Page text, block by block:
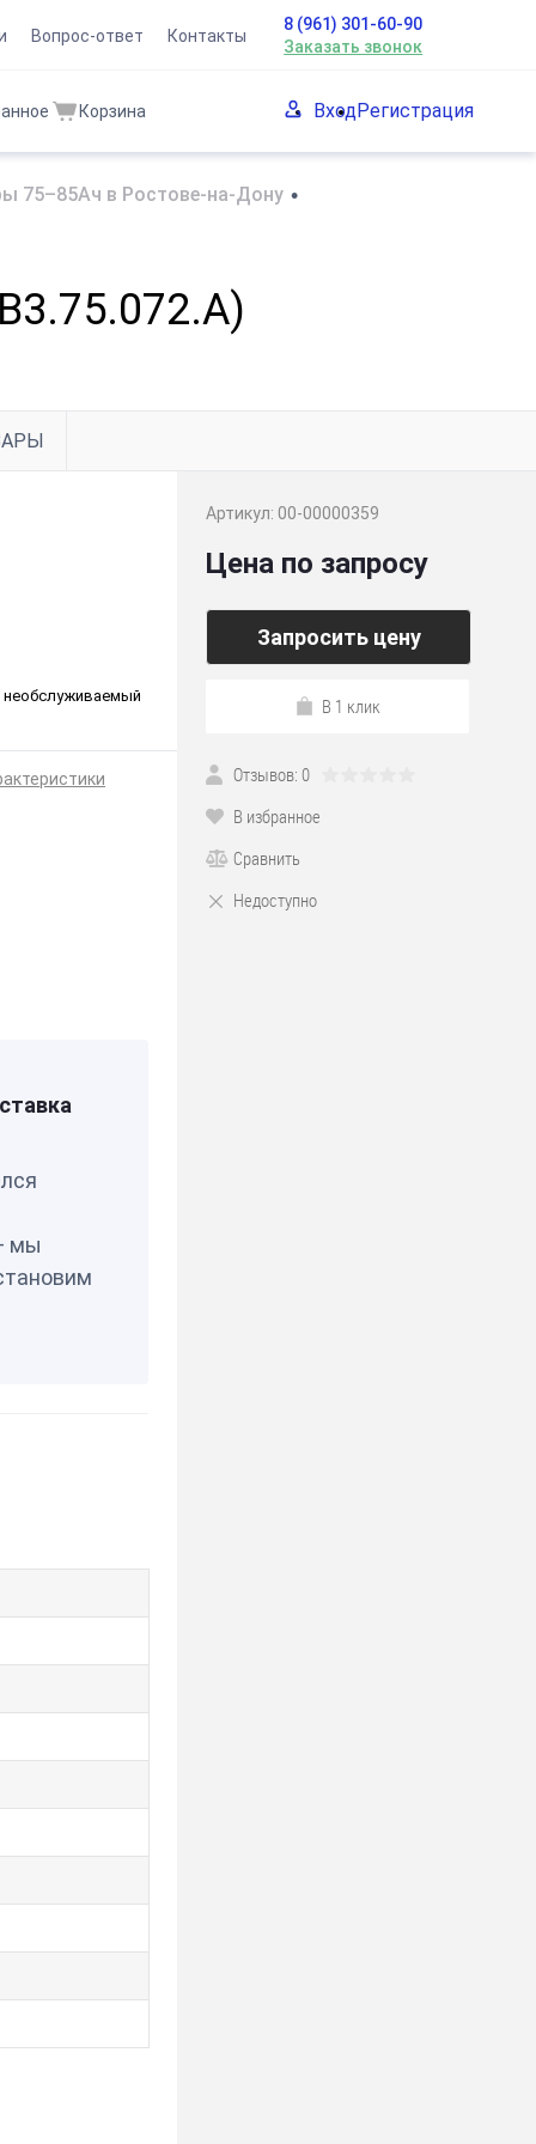
Вопрос-ответ Контакты
8 (961) 301-60-90
Заказать звонок
Корзина ВходРегистрация
75–85Ач в Ростове-на-Дону •
необслуживаемый
мы
Артикул: 00-00000359
Цена по запросу
Запросить цену
В 1 клик
Отзывов: 0
В избранное
Сравнить
Недоступно